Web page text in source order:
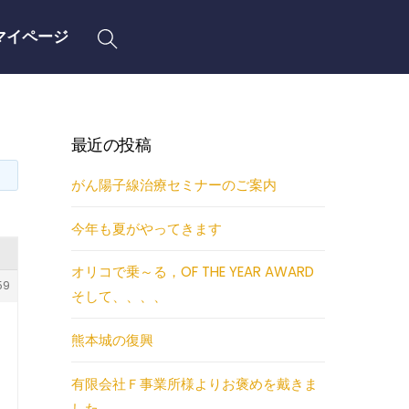
ページ
最近の投稿
がん陽子線治療セミナーのご案内
今年も夏がやってきます
オリコで乗～る，OF THE YEAR AWARD
そして、、、、
熊本城の復興
有限会社Ｆ事業所様よりお褒めを戴きま